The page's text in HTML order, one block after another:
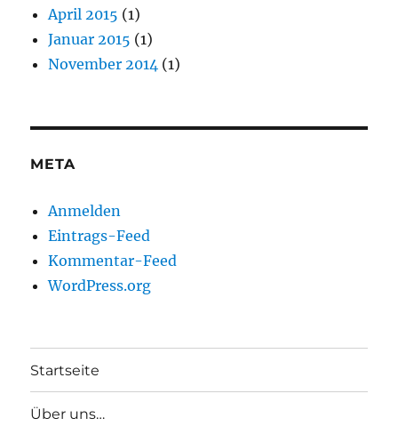
April 2015 (1)
Januar 2015 (1)
November 2014 (1)
META
Anmelden
Eintrags-Feed
Kommentar-Feed
WordPress.org
Startseite
Über uns…